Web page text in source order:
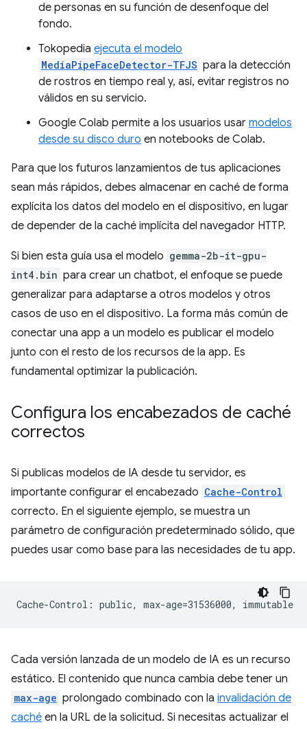
de personas en su función de desenfoque del
fondo.
Tokopedia ejecuta el modelo
MediaPipeFaceDetector-TFJS para la detección
de rostros en tiempo real y, así, evitar registros no
válidos en su servicio.
Google Colab permite a los usuarios usar modelos
desde su disco duro en notebooks de Colab.
Para que los futuros lanzamientos de tus aplicaciones
sean más rápidos, debes almacenar en caché de forma
explícita los datos del modelo en el dispositivo, en lugar
de depender de la caché implícita del navegador HTTP.
Si bien esta guía usa el modelo gemma-2b-it-gpu-
int4.bin para crear un chatbot, el enfoque se puede
generalizar para adaptarse a otros modelos y otros
casos de uso en el dispositivo. La forma más común de
conectar una app a un modelo es publicar el modelo
junto con el resto de los recursos de la app. Es
fundamental optimizar la publicación.
Configura los encabezados de caché
correctos
Si publicas modelos de IA desde tu servidor, es
importante configurar el encabezado Cache-Control
correcto. En el siguiente ejemplo, se muestra un
parámetro de configuración predeterminado sólido, que
puedes usar como base para las necesidades de tu app.
Cada versión lanzada de un modelo de IA es un recurso
estático. El contenido que nunca cambia debe tener un
max-age prolongado combinado con la invalidación de
caché en la URL de la solicitud. Si necesitas actualizar el